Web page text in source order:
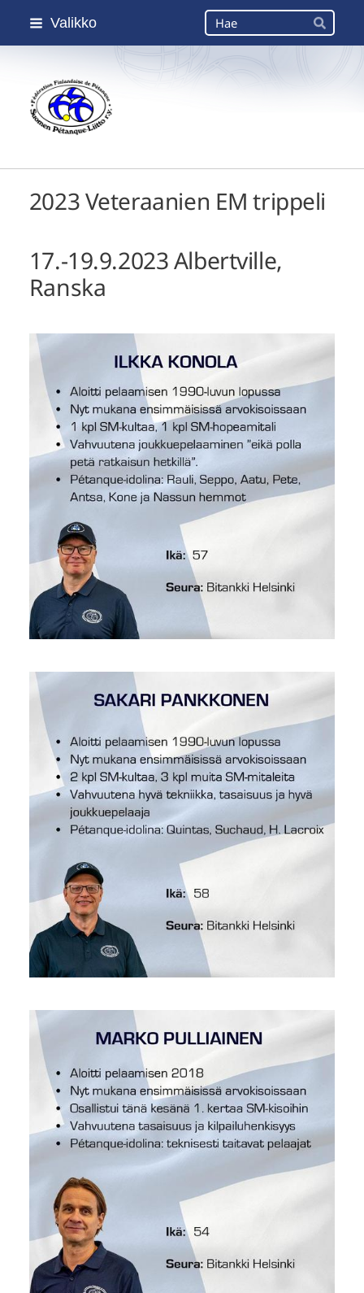
Siirry
Valikko Haku
Hae
Suomen Petanque-Liitto
2023 Veteraanien EM trippeli
17.-19.9.2023 Albertville,
Ranska